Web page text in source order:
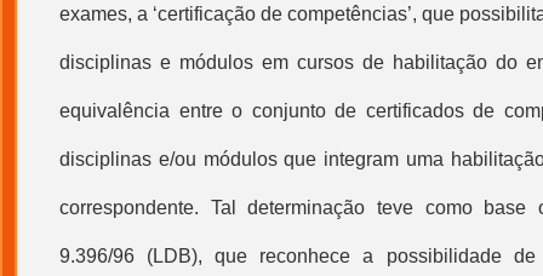
exames, a ‘certificação de competências’, que
disciplinas e módulos em cursos de habilitação do
equivalência entre o conjunto de certificados de
disciplinas e/ou módulos que integram uma
correspondente. Tal determinação teve como
9.396/96 (LDB), que reconhece a possibilidade